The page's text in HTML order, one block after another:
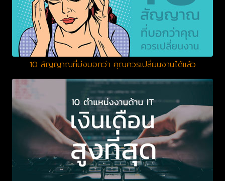
10 สัญญาณที่บ่งบอกว่า คุณควรเปลี่ยนงานได้แล้ว